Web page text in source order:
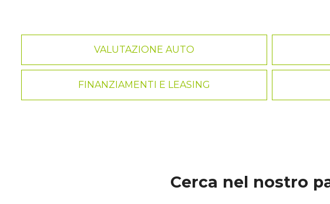
VALUTAZIONE AUTO
FINANZIAMENTI E LEASING
Cerca nel nostro